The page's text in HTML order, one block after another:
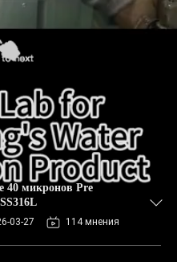
40 микронов Pre
03-27 114 мнения